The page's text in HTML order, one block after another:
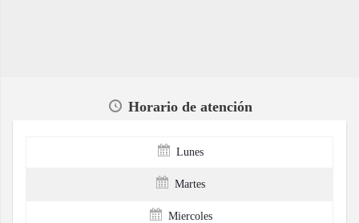
Horario de atención
Lunes
Martes
Miercoles